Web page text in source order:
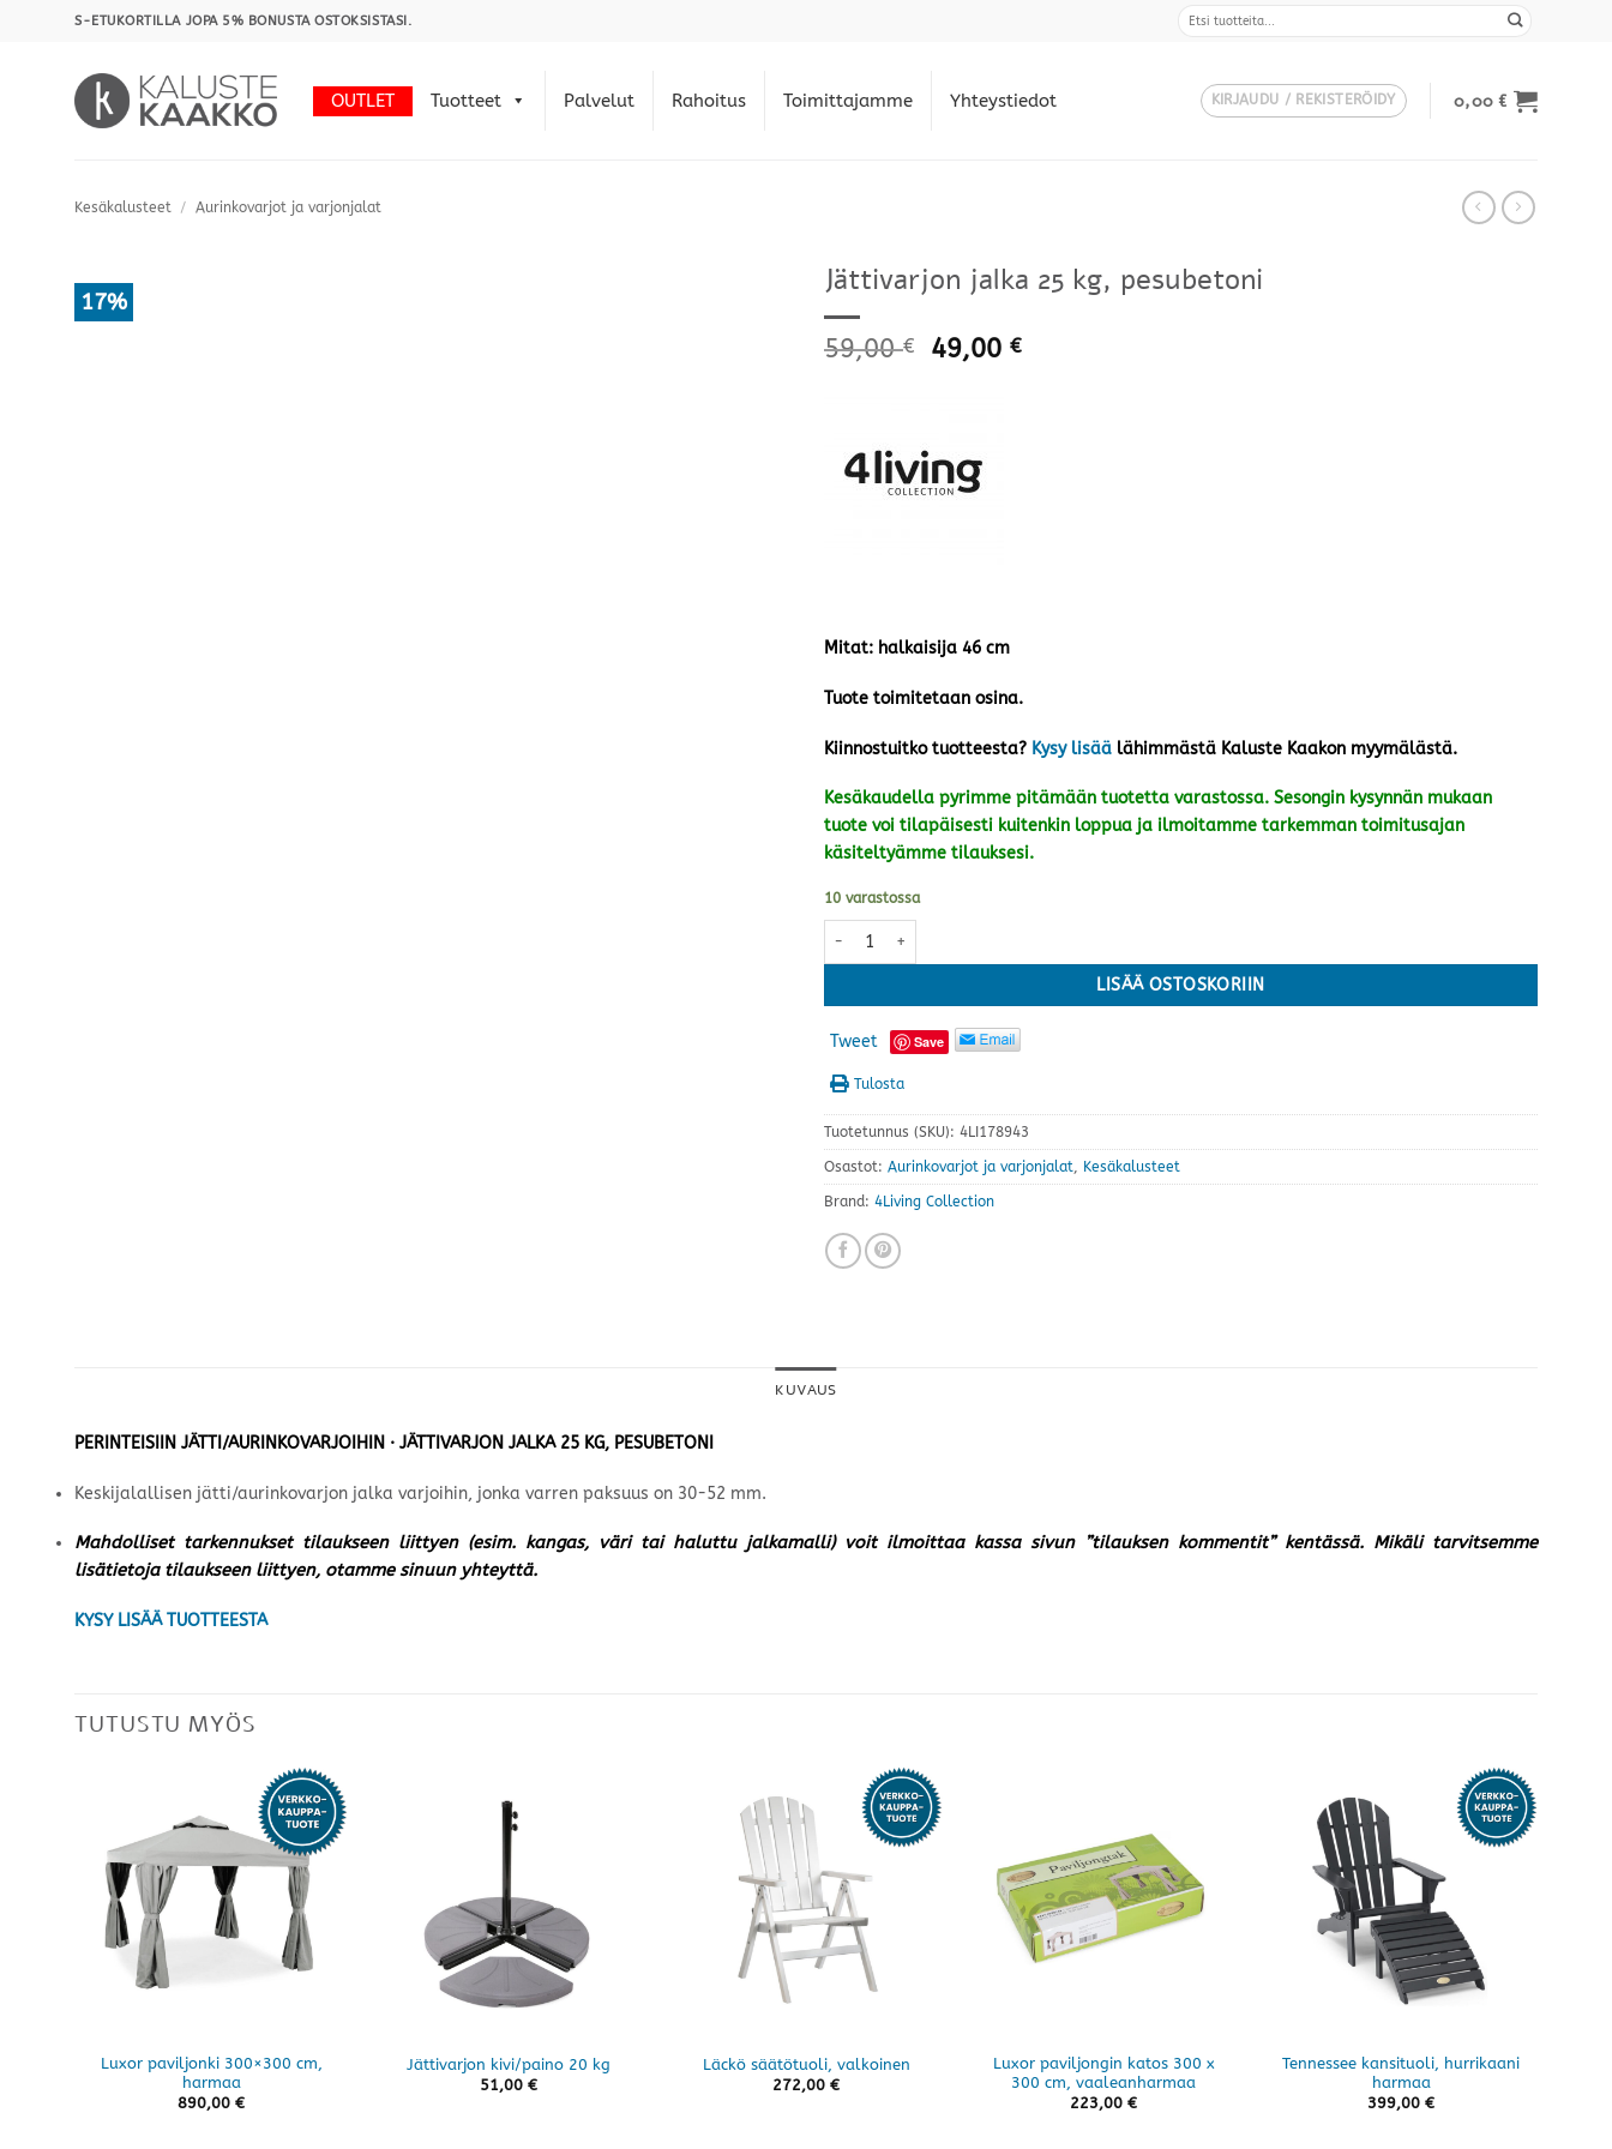
S-ETUKORTILLA JOPA 5% BONUSTA OSTOKSISTASI.
OUTLET Tuotteet Palvelut Rahoitus Toimittajamme Yhteystiedot KIRJAUDU / REKISTERÖIDY 0,00€
Kesäkalusteet / Aurinkovarjot ja varjonjalat
17%
Jättivarjon jalka 25 kg, pesubetoni
59,00€ 49,00€
Mitat: halkaisija 46 cm
Tuote toimitetaan osina.
Kiinnostuitko tuotteesta? Kysy lisää lähimmästä Kaluste Kaakon myymälästä.
Kesäkaudella pyrimme pitämään tuotetta varastossa. Sesongin kysynnän mukaan
tuote voi tilapäisesti kuitenkin loppua ja ilmoitamme tarkemman toimitusajan
käsiteltyämme tilauksesi.
10 varastossa
Jättivarjon jalka 25 kg, pesubetoni määrä
LISÄÄ OSTOSKORIIN
Tweet Save
Tulosta
Tuotetunnus (SKU): 4LI178943
Osastot: Aurinkovarjot ja varjonjalat, Kesäkalusteet
Brand: 4Living Collection
KUVAUS
PERINTEISIIN JÄTTI/AURINKOVARJOIHIN · JÄTTIVARJON JALKA 25 KG, PESUBETONI
Keskijalallisen jätti/aurinkovarjon jalka varjoihin, jonka varren paksuus on 30-52 mm.
Mahdolliset tarkennukset tilaukseen liittyen (esim. kangas, väri tai haluttu jalkamalli) voit ilmoittaa kassa sivun ”tilauksen kommentit” kentässä. Mikäli tarvitsemme
lisätietoja tilaukseen liittyen, otamme sinuun yhteyttä.
KYSY LISÄÄ TUOTTEESTA
TUTUSTU MYÖS
Luxor paviljonki 300×300 cm,
harmaa
890,00 €
Jättivarjon kivi/paino 20 kg
51,00 €
Läckö säätötuoli, valkoinen
272,00 €
Luxor paviljongin katos 300 x
300 cm, vaaleanharmaa
223,00 €
Tennessee kansituoli, hurrikaani
harmaa
399,00 €